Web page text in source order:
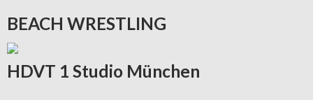
BEACH WRESTLING
HDVT 1 Studio München